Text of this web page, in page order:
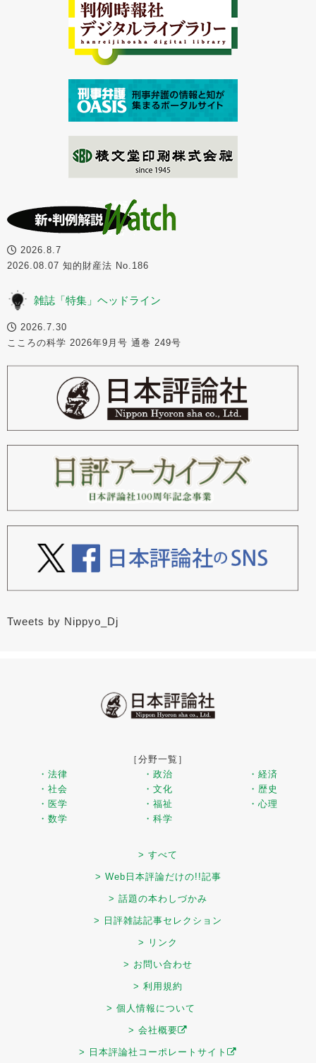
2026.8.7
2026.08.07 知的財産法 No.186
雑誌「特集」ヘッドライン
2026.7.30
こころの科学 2026年9月号 通巻 249号
Tweets by Nippyo_Dj
［分野一覧］
・法律
・政治
・経済
・社会
・文化
・歴史
・医学
・福祉
・心理
・数学
・科学
> すべて
> Web日本評論だけの!!記事
> 話題の本わしづかみ
> 日評雑誌記事セレクション
> リンク
> お問い合わせ
> 利用規約
> 個人情報について
> 会社概要
> 日本評論社コーポレートサイト